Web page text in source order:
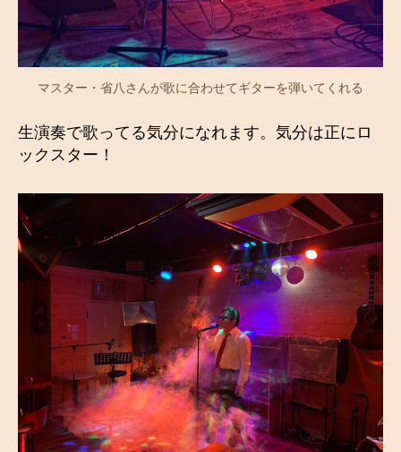
マスター・省八さんが歌に合わせてギターを弾いてくれる
生演奏で歌ってる気分になれます。気分は正にロ
ックスター！